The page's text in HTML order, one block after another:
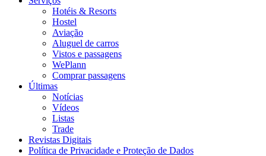
Hotéis & Resorts
Hostel
Aviação
Aluguel de carros
Vistos e passagens
WePlann
Comprar passagens
Últimas
Notícias
Vídeos
Listas
Trade
Revistas Digitais
Política de Privacidade e Proteção de Dados